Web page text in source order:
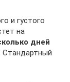
и густого
на
дней
Стандартный